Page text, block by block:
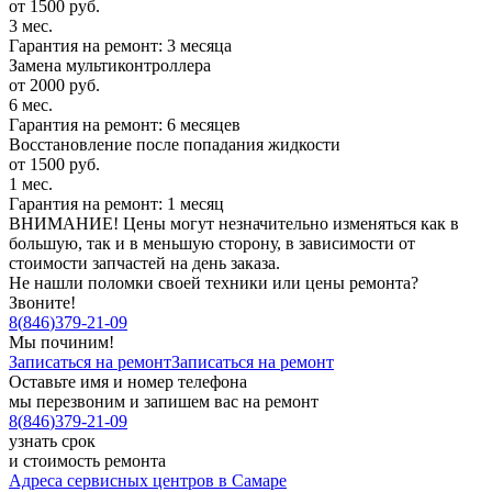
от 1500 руб.
3 мес.
Гарантия на ремонт: 3 месяца
Замена мультиконтроллера
от 2000 руб.
6 мес.
Гарантия на ремонт: 6 месяцев
Восстановление после попадания жидкости
от 1500 руб.
1 мес.
Гарантия на ремонт: 1 месяц
ВНИМАНИЕ! Цены могут незначительно изменяться как в
большую, так и в меньшую сторону, в зависимости от
стоимости запчастей на день заказа.
Не нашли поломки своей техники или цены ремонта?
Звоните!
8(846)379-21-09
Мы починим!
Записаться на ремонтЗаписаться на ремонт
Оставьте имя и номер телефона
мы перезвоним и запишем вас на ремонт
8(846)379-21-09
узнать срок
и стоимость ремонта
Адреса сервисных центров в Самаре